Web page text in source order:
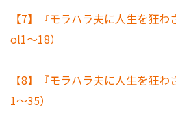
【7】『モラハラ夫に人生を狂
ol1～18）
【8】『モラハラ夫に人生を狂
1～35）